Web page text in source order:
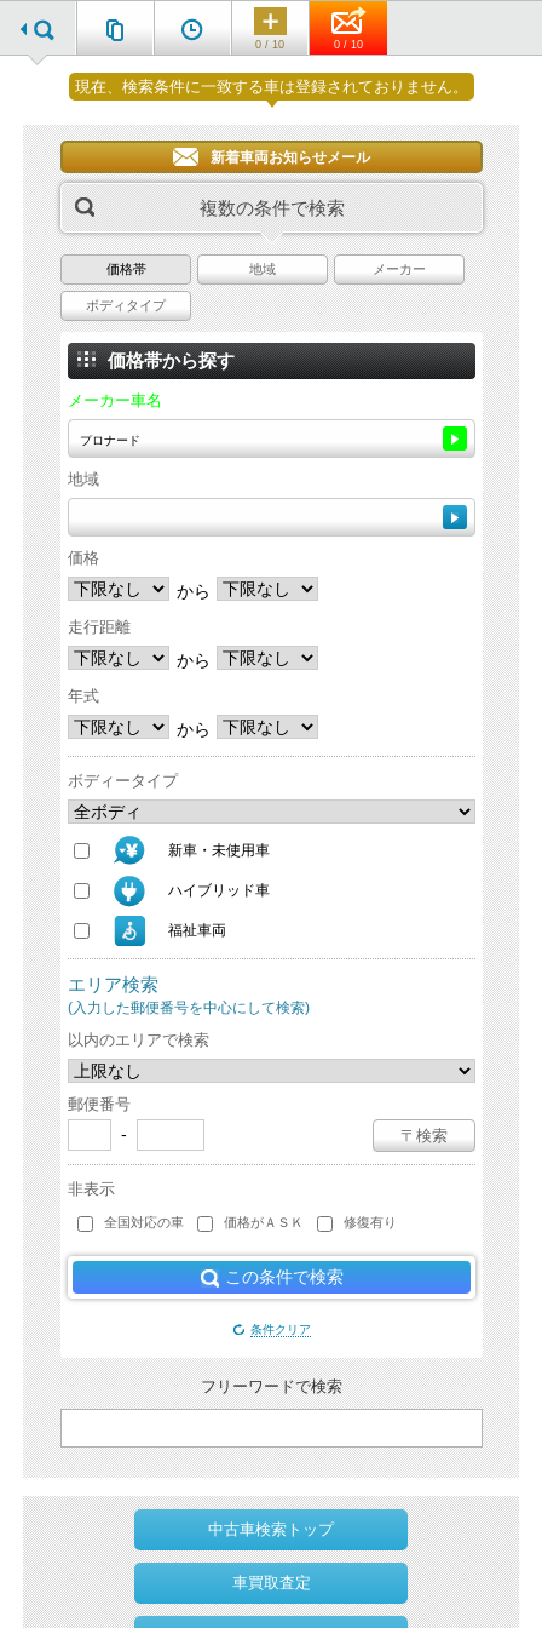
0 / 10 0 / 10
現在、検索条件に一致する車は登録されておりません。
新着車両お知らせメール
複数の条件で検索
価格帯 地域 メーカー
ボディタイプ
価格帯から探す
メーカー車名
地域
価格
から
走行距離
から
年式
から
ボディータイプ
新車・未使用車
ハイブリッド車
福祉車両
エリア検索
(入力した郵便番号を中心にして検索)
以内のエリアで検索
郵便番号
- 〒検索
非表示
全国対応の車 価格がＡＳＫ 修復有り
この条件で検索
条件クリア
フリーワードで検索
中古車検索トップ
車買取査定